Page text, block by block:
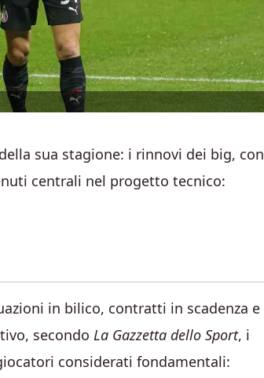
sua stagione: i rinnovi dei big, con
centrali nel progetto tecnico:
in bilico, contratti in scadenza e
secondo La Gazzetta dello Sport, i
considerati fondamentali: